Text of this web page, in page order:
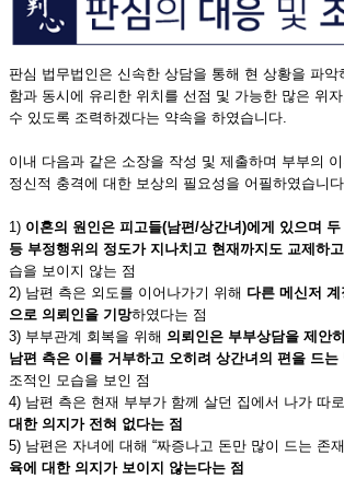
판심 법무법인은 신속한 상담을 통해 현 상황을 파악
함과 동시에 유리한 위치를 선점 및 가능한 많은 위
수 있도록 조력하겠다는 약속을 하였습니다.
이내 다음과 같은 소장을 작성 및 제출하며 부부의
정신적 충격에 대한 보상의 필요성을 어필하였습니
1) 이혼의 원인은 피고들(남편/상간녀)에게 있으며
등 부정행위의 정도가 지나치고 현재까지도 교제하
습을 보이지 않는 점
2) 남편 측은 외도를 이어나가기 위해 다른 메신저
으로 의뢰인을 기망하였다는 점
3) 부부관계 회복을 위해 의뢰인은 부부상담을 제안
남편 측은 이를 거부하고 오히려 상간녀의 편을 드는
조적인 모습을 보인 점
4) 남편 측은 현재 부부가 함께 살던 집에서 나가 따
대한 의지가 전혀 없다는 점
5) 남편은 자녀에 대해 “짜증나고 돈만 많이 드는 존
육에 대한 의지가 보이지 않는다는 점